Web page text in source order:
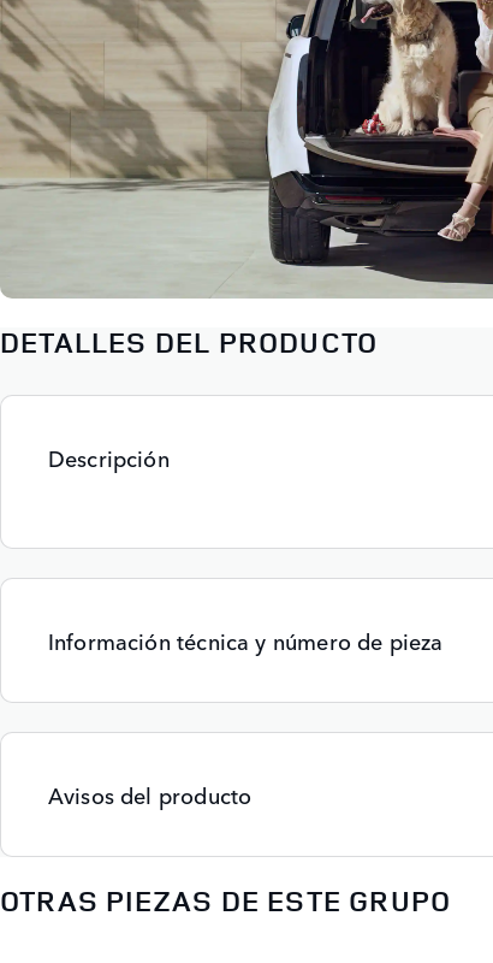
DETALLES DEL PRODUCTO
Descripción
Información técnica y número de pieza
Avisos del producto
OTRAS PIEZAS DE ESTE GRUPO